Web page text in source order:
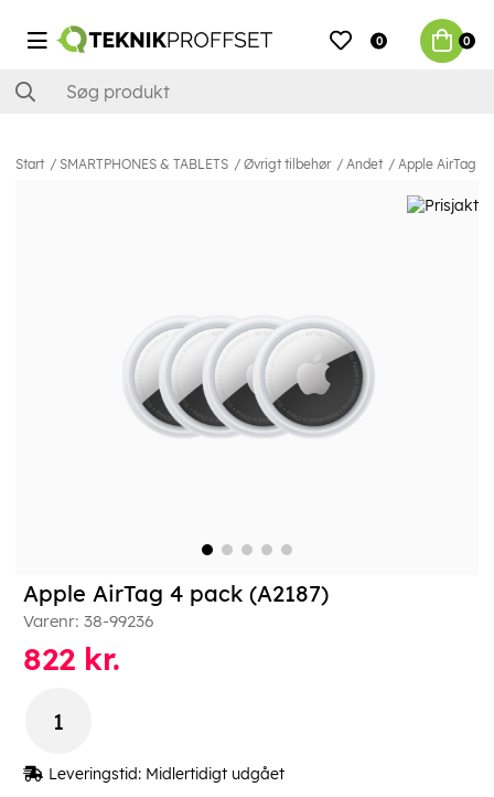
0 0
Start SMARTPHONES & TABLETS Øvrigt tilbehør Andet Apple AirTag 4
Apple AirTag 4 pack (A2187)
Varenr: 38-99236
822 kr.
Leveringstid: Midlertidigt udgået